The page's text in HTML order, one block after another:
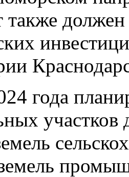
также
года
участков